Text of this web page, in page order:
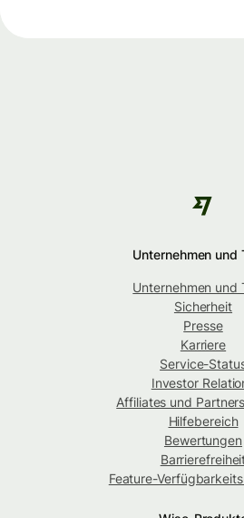
Unternehmen und
Unternehmen und
Sicherheit
Presse
Karriere
Service-
Investor
Affiliates und
Hilfebereich
Bewertungen
Feature-